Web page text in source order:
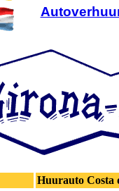
Huurauto Costa